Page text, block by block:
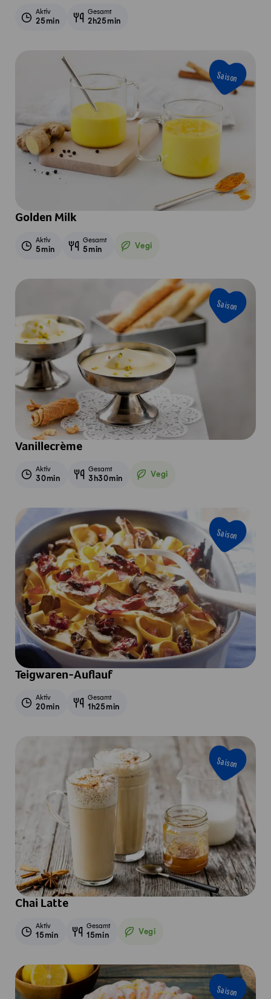
Aktiv
25min
Gesamt
2h25min
Saison
Golden Milk
Aktiv
5min
Gesamt
5min Vegi
Vegetarisch
Saison
Vanillecrème
Aktiv
30min
Gesamt
3h30min Vegi
Vegetarisch
Saison
Teigwaren-Auflauf
Aktiv
20min
Gesamt
1h25min
Saison
Chai Latte
Aktiv
15min
Gesamt
15min Vegi
Vegetarisch
Saison